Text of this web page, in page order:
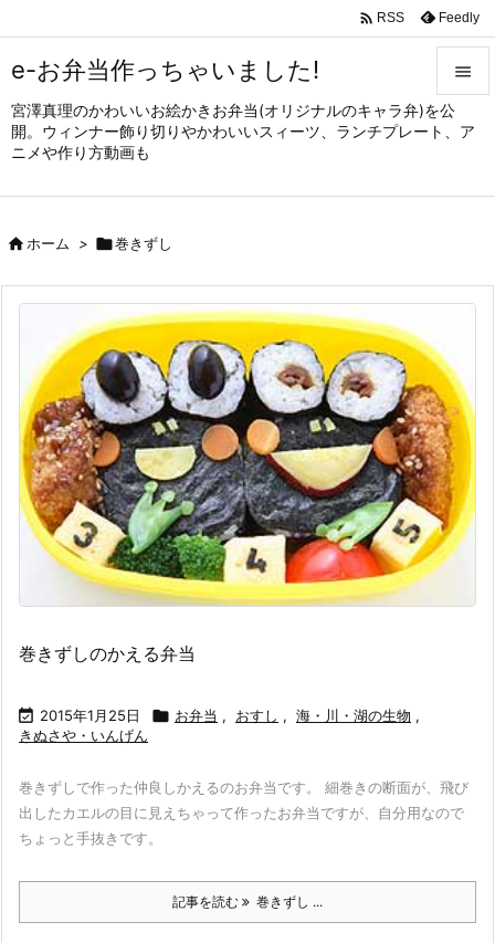
e-お弁当作っちゃいました!
宮澤真理のかわいいお絵かきお弁当(オリジナルのキャラ弁)を公
開。ウィンナー飾り切りやかわいいスィーツ、ランチプレート、ア
ニメや作り方動画も


メニュ
サイド

検索
 RSS Feedly
ホーム > 巻きずし
巻きずしのかえる弁当
 2015年1月25日  お弁当 , おすし , 海・川・湖の生物 ,
きぬさや・いんげん
巻きずしで作った仲良しかえるのお弁当です。 細巻きの断面が、飛び
出したカエルの目に見えちゃって作ったお弁当ですが、自分用なので
ちょっと手抜きです。
記事を読む 巻きずし ...